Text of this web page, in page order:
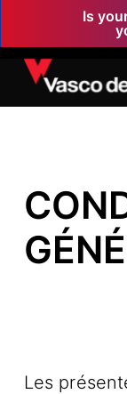
main
content
Is
Les